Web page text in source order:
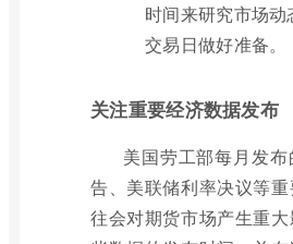
时间来研究市场
交易日做好准备。
关注重要经济数据发布
美国劳工部每月发
告、美联储利率决议等
往会对期货市场产生重